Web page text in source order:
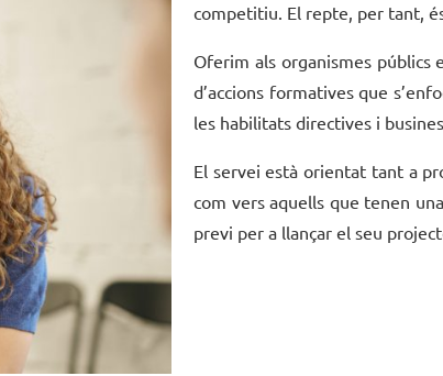
competitiu. El repte, per tant,
Oferim als organismes públics
d’accions formatives que
les habilitats directives i
El servei està orientat tant a
com vers aquells que tenen
previ per a llançar el seu